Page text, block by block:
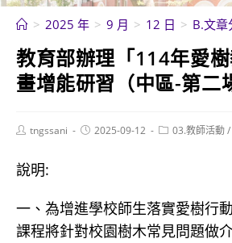
內
> 2025 年 > 9 月 > 12 日 > B.文章
教育部辦理「114年愛
畫增能研習（中區-第二
Posttngssani
Post2025-09-12
Post03.教師活動/
說明:
一、為增進學校師生落實愛樹行
課程將針對校園樹木常見問題做